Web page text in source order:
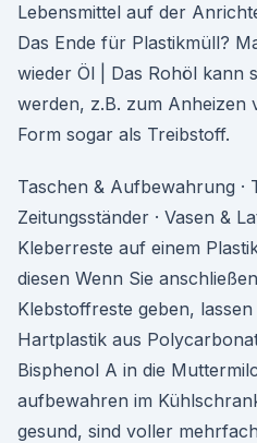
Lebensmittel auf der
Das Ende für Plastikmüll?
wieder Öl | Das Rohöl kann
werden, z.B. zum Anheizen
Form sogar als Treibstoff.
Taschen & Aufbewahrung ·
Zeitungsständer · Vasen &
Kleberreste auf einem
diesen Wenn Sie
Klebstoffreste geben,
Hartplastik aus
Bisphenol A in die
aufbewahren im
gesund, sind voller